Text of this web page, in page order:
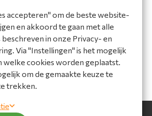
accepteren" om de beste website-
en akkoord te gaan met alle
in onze Privacy- en
Via "Instellingen" is het mogelijk
welke cookies worden geplaatst.
om de gemaakte keuze te
trekken.